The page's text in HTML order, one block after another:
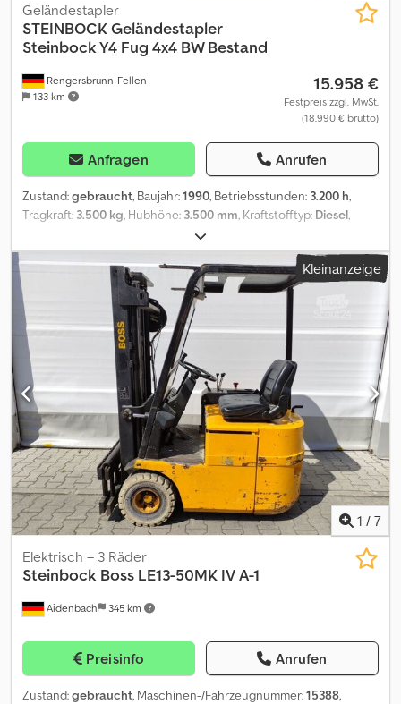
Rengersbrunn-Fellen
133 km
Geländestapler
STEINBOCKGeländestapler
Steinbock Y4 Fug 4x4 BW Bestand
15.958 €
Festpreis zzgl. MwSt.
(18.990 € brutto)
Anfragen Anrufen
Zustand:gebraucht, Baujahr:1990, Betriebsstunden: 3.200 h,
Tragkraft: 3.500 kg, Hubhöhe: 3.500 mm, Kraftstofftyp: Diesel,
, Getriebetyp:
Kabine, 1x Steinbock Geländestapler Y4 Allrad aus BW Bestand
guter Zustand ca 3200 Betr Stunden Allradantrieb ZF
Automatikgetriebe 6WG 120 6 Gänge 50 Km/h Wedeschaltung
Servolenkung Dieselmotor Deutz F6L913 Luftgekühlt mit
78KW/108 PS Wandlergetriebe ZF mit Wendeschaltung und 6
Gängen ZF 6WG 120 Kabine mit Heizung Lüftung Austellfenster
Standheizung Hubhöhe 3500 mm Tragkraft 3500 kg Zulässiges
Gesamtgewicht 10500 kg. Leergewicht ca 8900 Kg Csdew
Hihwepfx Aagjrf Dublex Mast mit Seitenschieber und 3
Steuerkreis Seitliche Verstellung Drehverstellung . Allrad
zuschaltbar. Stapler mit 3200 St Bereifung neuwertig letzte
Wartung 2022 mit Schneeketten und
Gabelzinkenverlängerungen 2x Guter Zustand.Einsatzbereit. Tüv
Au & Neu Abnahme 950 euro Mwst ausweisbar
Kleinanzeige
1 / 7
Aidenbach 345 km
Elektrisch – 3 Räder
Steinbock Boss LE13-50MK IV A-1
Preisinfo Anrufen
Zustand:gebraucht, Maschinen-/Fahrzeugnummer:15388,